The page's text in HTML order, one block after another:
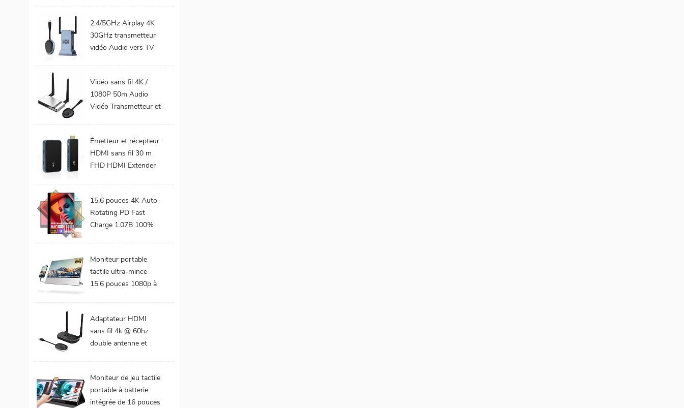
Android 9.0 16GB
32GB WiFi Home
cinéma
2.4/5GHz Airplay 4K
30GHz transmetteur
vidéo Audio vers TV
émetteur et récepteur
HDMI sans fil
Vidéo sans fil 4K /
1080P 50m Audio
Vidéo Transmetteur et
moniteur TV
Émetteur et récepteur
HDMI sans fil 30 m
FHD HDMI Extender
projecteur TV pour les
jeux 0 latence
15,6 pouces 4K Auto-
Rotating PD Fast
Charge 1.07B 100%
intégrée Moniteur
portable tactile pour
ordinateur portable
Moniteur portable
tactile ultra-mince
15.6 pouces 1080p à
Adaptateur HDMI
sans fil 4k @ 60hz
double antenne et
Moniteur de jeu tactile
portable à batterie
intégrée de 16 pouces